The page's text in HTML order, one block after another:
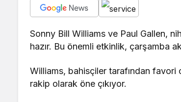
Sonny Bill Williams ve Paul Gallen,
hazır. Bu önemli etkinlik, çarşamba
Williams, bahisçiler tarafından
rakip olarak öne çıkıyor.